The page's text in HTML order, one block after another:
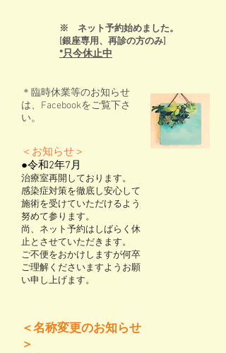
※ ネット予約始めました。
[銀座専用、再診の方のみ]
*只今休止中
＊臨時休業等のお知らせ
は、Facebookをご覧下さ
い。
＜お知らせ＞
●令和2年7月
治療室再開しております。
感染症対策を徹底し安心して
施術を受けていただけるよう
努めて参ります。
尚、ネット予約はしばらく休
止とさせていただきます。
​ご不便をおかけしますが何卒
ご理解くださいますようお願
い申し上げます。
＜名称変更のお知らせ
＞